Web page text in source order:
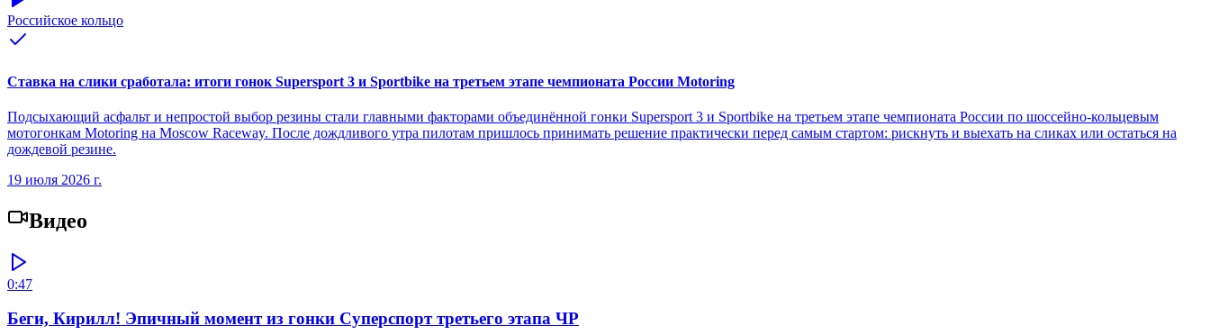
Российское кольцо
Ставка на слики сработала: итоги гонок Supersport 3 и Sportbike на третьем этапе чемпионата России Motoring
Подсыхающий асфальт и непростой выбор резины стали главными факторами объединённой гонки Supersport 3 и Sportbike на третьем этапе чемпионата России по шоссейно-кольцевым
мотогонкам Motoring на Moscow Raceway. После дождливого утра пилотам пришлось принимать решение практически перед самым стартом: рискнуть и выехать на сликах или остаться на
дождевой резине.
19 июля 2026 г.
Видео
0:47
Беги, Кирилл! Эпичный момент из гонки Суперспорт третьего этапа ЧР